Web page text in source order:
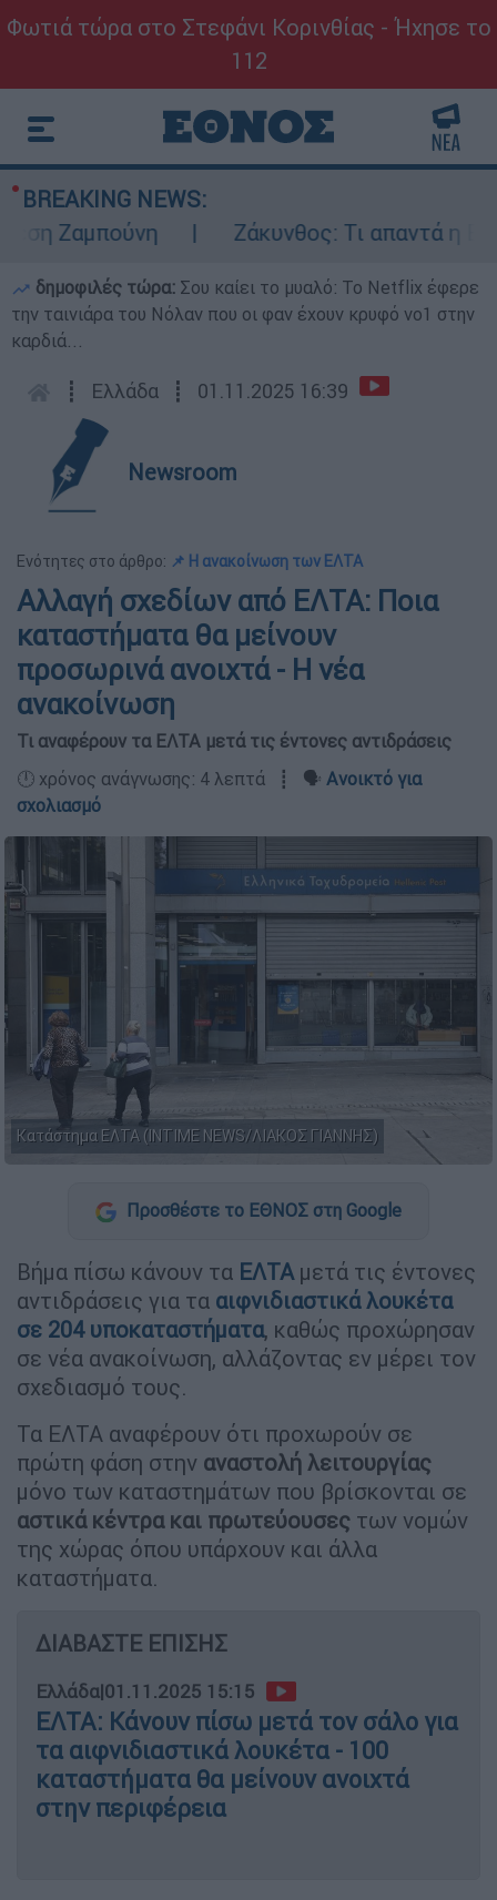
Φωτιά τώρα στο Στεφάνι Κορινθίας - Ήχησε το
112
BREAKING NEWS:
Ζαμπούνη
Ζάκυνθος: Τι απαντά η ΕΛΑΣ
δημοφιλές τώρα: Σου καίει το μυαλό: Το Netflix έφερε
την ταινιάρα του Νόλαν που οι φαν έχουν κρυφό νο1 στην
καρδιά...
┋ Ελλάδα ┋ 01.11.2025 16:39
Newsroom
Ενότητες στο άρθρο: 📌 Η ανακοίνωση των ΕΛΤΑ
Αλλαγή σχεδίων από ΕΛΤΑ: Ποια
καταστήματα θα μείνουν
προσωρινά ανοιχτά - Η νέα
ανακοίνωση
Τι αναφέρουν τα ΕΛΤΑ μετά τις έντονες αντιδράσεις
🕛 χρόνος ανάγνωσης: 4 λεπτά ┋ 🗣️ Ανοικτό για
σχολιασμό
Κατάστημα ΕΛΤΑ (INTIME NEWS/ΛΙΑΚΟΣ ΓΙΑΝΝΗΣ)
Προσθέστε το ΕΘΝΟΣ στη Google
Βήμα πίσω κάνουν τα ΕΛΤΑ μετά τις έντονες
αντιδράσεις για τα αιφνιδιαστικά λουκέτα
σε 204 υποκαταστήματα, καθώς προχώρησαν
σε νέα ανακοίνωση, αλλάζοντας εν μέρει τον
σχεδιασμό τους.
Τα ΕΛΤΑ αναφέρουν ότι προχωρούν σε
πρώτη φάση στην αναστολή λειτουργίας
μόνο των καταστημάτων που βρίσκονται σε
αστικά κέντρα και πρωτεύουσες των νομών
της χώρας όπου υπάρχουν και άλλα
καταστήματα.
ΔΙΑΒΑΣΤΕ ΕΠΙΣΗΣ
Ελλάδα|01.11.2025 15:15
ΕΛΤΑ: Κάνουν πίσω μετά τον σάλο για
τα αιφνιδιαστικά λουκέτα - 100
καταστήματα θα μείνουν ανοιχτά
στην περιφέρεια